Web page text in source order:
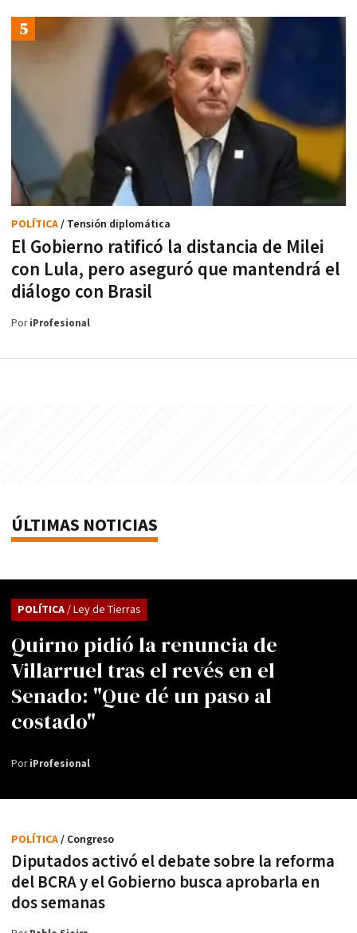
El Gobierno ratificó la distancia de Milei
con Lula, pero aseguró que mantendrá el
diálogo con Brasil
POLÍTICA/ Tensión diplomática
PoriProfesional
ÚLTIMAS NOTICIAS
Quirno pidió la renuncia de
Villarruel tras el revés en el
Senado: "Que dé un paso al
costado"
POLÍTICA/ Ley de Tierras
PoriProfesional
Diputados activó el debate sobre la reforma
del BCRA y el Gobierno busca aprobarla en
dos semanas
POLÍTICA/ Congreso